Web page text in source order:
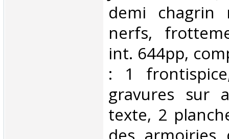
demi chagrin
nerfs,
int. 644pp,
: 1
gravures sur
texte, 2